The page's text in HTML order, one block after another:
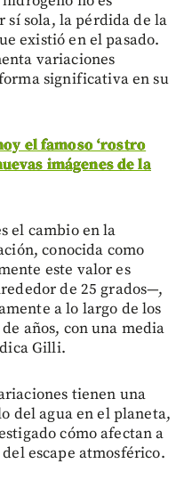
sí sola, la pérdida de la
existió en el pasado.
variaciones
significativa en su
el famoso ‘rostro
imágenes de la
el cambio en la
conocida como
este valor es
de 25 grados—,
a lo largo de los
años, con una media
Gilli.
tienen una
del agua en el planeta,
cómo afectan a
escape atmosférico.